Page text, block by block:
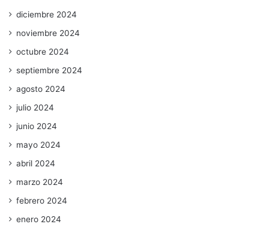
diciembre 2024
noviembre 2024
octubre 2024
septiembre 2024
agosto 2024
julio 2024
junio 2024
mayo 2024
abril 2024
marzo 2024
febrero 2024
enero 2024